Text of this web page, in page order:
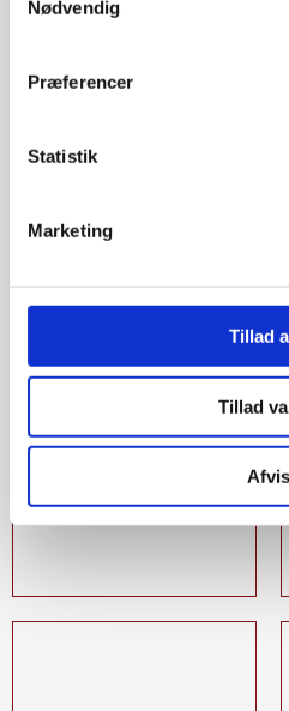
Nødvendig
Præferencer
Statistik
Marketing
Tillad
Tillad
Afvis